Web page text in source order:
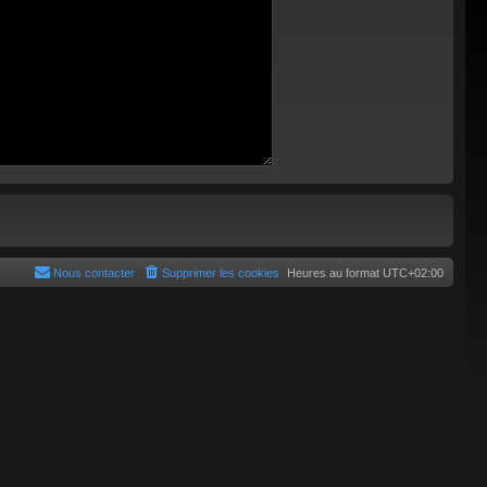
Heures au format UTC+02:00
Supprimer les cookies
Nous contacter